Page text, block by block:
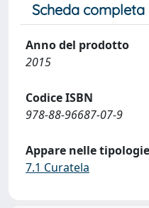
Scheda completa
Anno del prodotto
2015
Codice ISBN
978-88-96687-07-9
Appare nelle
7.1 Curatela